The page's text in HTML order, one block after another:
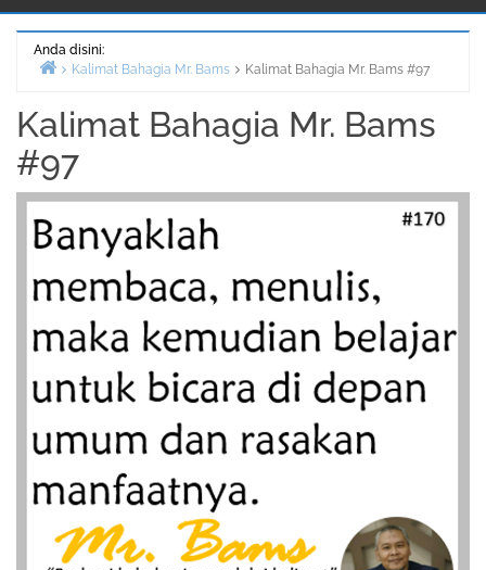
Anda disini:
Kalimat Bahagia Mr. Bams Kalimat Bahagia Mr. Bams #97
Kalimat Bahagia Mr. Bams
#97